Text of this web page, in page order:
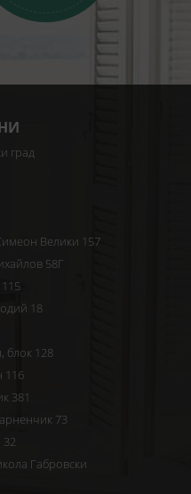
град
Велики 157
58Г
18
блок 128
116
381
73
Габровски